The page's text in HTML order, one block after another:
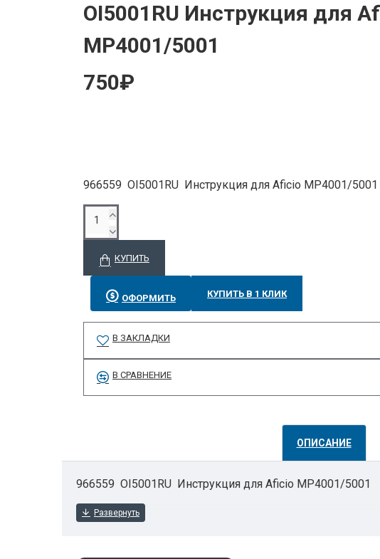
OI5001RU Инструкция для
MP4001/5001
750₽
966559 OI5001RU Инструкция для Aficio MP4001/5001
КУПИТЬ
ОФОРМИТЬ КУПИТЬ В 1 КЛИК
В ЗАКЛАДКИ
В СРАВНЕНИЕ
ОПИСАНИЕ
966559 OI5001RU Инструкция для Aficio MP4001/5001